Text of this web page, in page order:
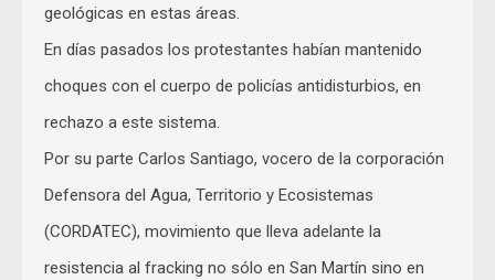
geológicas en estas áreas.
En días pasados los protestantes habían mantenido
choques con el cuerpo de policías antidisturbios, en
rechazo a este sistema.
Por su parte Carlos Santiago, vocero de la corporación
Defensora del Agua, Territorio y Ecosistemas
(CORDATEC), movimiento que lleva adelante la
resistencia al fracking no sólo en San Martín sino en